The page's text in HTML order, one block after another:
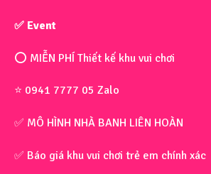
✅ Event
⭕ MIỄN PHÍ Thiết kế khu vui chơi
⭐ 0941 7777 05 Zalo
✅ MÔ HÌNH NHÀ BANH LIÊN HOÀN
✅ Báo giá khu vui chơi trẻ em chính xác